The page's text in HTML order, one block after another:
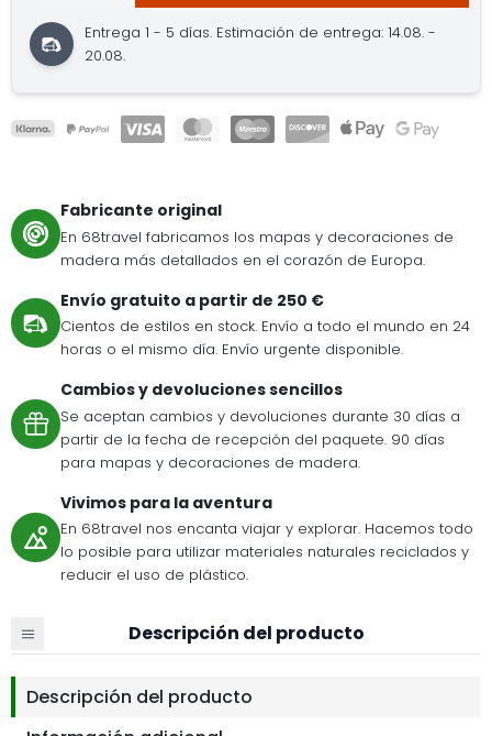
Entrega 1 - 5 días. Estimación de entrega: 14.08. -
20.08.
Fabricante original
En 68travel fabricamos los mapas y decoraciones de
madera más detallados en el corazón de Europa.
Envío gratuito a partir de 250 €
Cientos de estilos en stock. Envío a todo el mundo en 24
horas o el mismo día. Envío urgente disponible.
Cambios y devoluciones sencillos
Se aceptan cambios y devoluciones durante 30 días a
partir de la fecha de recepción del paquete. 90 días
para mapas y decoraciones de madera.
Vivimos para la aventura
En 68travel nos encanta viajar y explorar. Hacemos todo
lo posible para utilizar materiales naturales reciclados y
reducir el uso de plástico.
Descripción del producto
Descripción del producto